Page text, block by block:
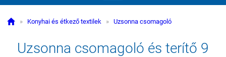
 » Konyhai és étkező textilek » Uzsonna csomagoló
Uzsonna csomagoló és terítő 9